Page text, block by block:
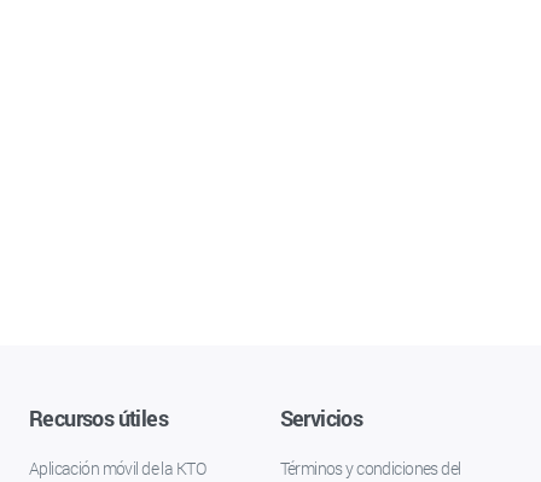
Recursos útiles
Aplicación móvil de la KTO
Servicios
Términos y condiciones del